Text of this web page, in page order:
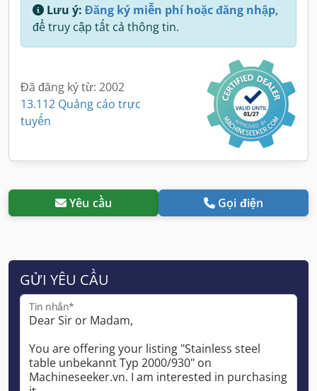
Lưu ý: Đăng ký miễn phí hoặc đăng nhập,
để truy cập tất cả thông tin.
Đã đăng ký từ: 2002
13.112 Quảng cáo trực
tuyến
Yêu cầu Gọi điện
GỬI YÊU CẦU
Tin nhắn*